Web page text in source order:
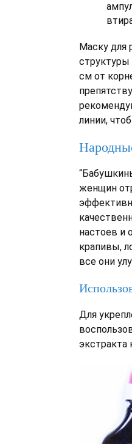
Маску для
структуры
см от
линии,
женщин
настоев и
крапивы,
все они
Для
экстракта